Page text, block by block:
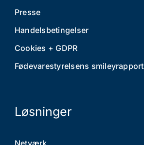
Presse
Handelsbetingelser
Cookies + GDPR
Fødevarestyrelsens smileyrapport
Løsninger